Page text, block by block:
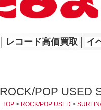
レコード高価買取 イ
ROCK/POP USED
TOP > ROCK/POP USED >